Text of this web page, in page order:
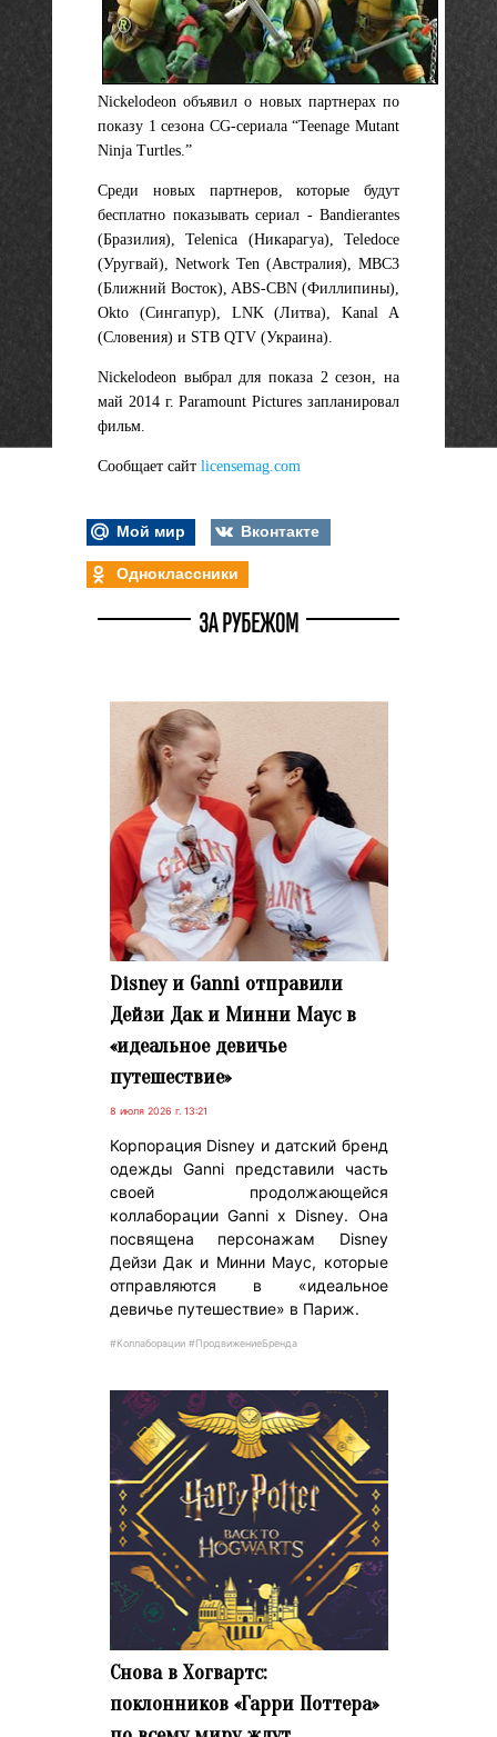
Nickelodeon объявил о новых партнерах по
показу 1 сезона CG-сериала “Teenage Mutant
Ninja Turtles.”
Среди новых партнеров, которые будут
бесплатно показывать сериал - Bandierantes
(Бразилия), Telenica (Никарагуа), Teledoce
(Уругвай), Network Ten (Австралия), MBC3
(Ближний Восток), ABS-CBN (Филлипины),
Okto (Сингапур), LNK (Литва), Kanal A
(Словения) и STB QTV (Украина).
Nickelodeon выбрал для показа 2 сезон, на
май 2014 г. Paramount Pictures запланировал
фильм.
Сообщает сайт licensemag.com
Мой мир
Вконтакте
Одноклассники
ЗА РУБЕЖОМ
Disney и Ganni отправили
Дейзи Дак и Минни Маус в
«идеальное девичье
путешествие»
8 июля 2026 г. 13:21
Корпорация Disney и датский бренд
одежды Ganni представили часть
своей продолжающейся
коллаборации Ganni x Disney. Она
посвящена персонажам Disney
Дейзи Дак и Минни Маус, которые
отправляются в «идеальное
девичье путешествие» в Париж.
#Коллаборации #ПродвижениеБренда
Снова в Хогвартс:
поклонников «Гарри Поттера»